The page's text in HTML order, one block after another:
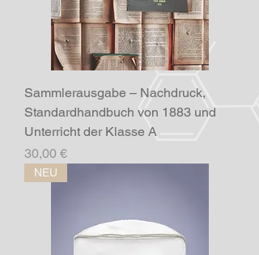
Sammlerausgabe – Nachdruck,
Standardhandbuch von 1883 und
Unterricht der Klasse A
Preis
30,00 €
NEU